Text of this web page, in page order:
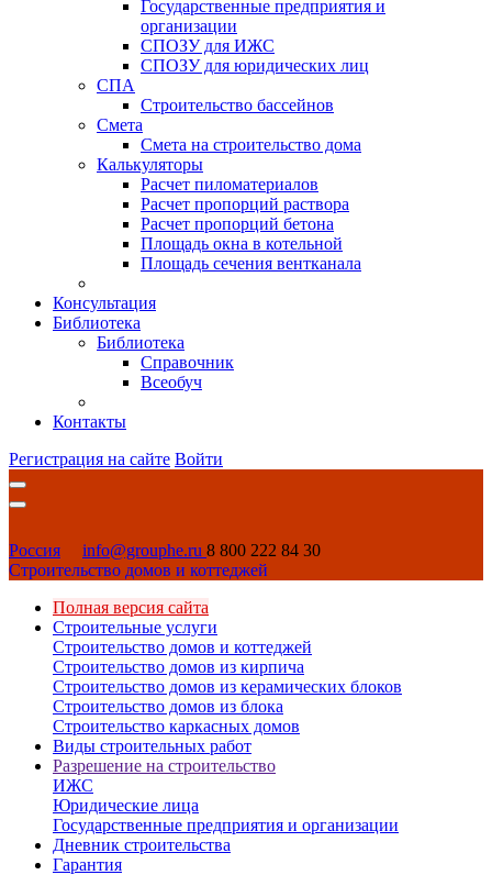
Государственные предприятия и
организации
СПОЗУ для ИЖС
СПОЗУ для юридических лиц
СПА
Строительство бассейнов
Смета
Смета на строительство дома
Калькуляторы
Расчет пиломатериалов
Расчет пропорций раствора
Расчет пропорций бетона
Площадь окна в котельной
Площадь сечения вентканала
Консультация
Библиотека
Библиотека
Справочник
Всеобуч
Контакты
Регистрация на сайте Войти
Россия info@grouphe.ru 8 800 222 84 30
Строительство домов и коттеджей
Полная версия сайта
Строительные услуги
Строительство домов и коттеджей
Строительство домов из кирпича
Строительство домов из керамических блоков
Строительство домов из блока
Строительство каркасных домов
Виды строительных работ
Разрешение на строительство
ИЖС
Юридические лица
Государственные предприятия и организации
Дневник строительства
Гарантия